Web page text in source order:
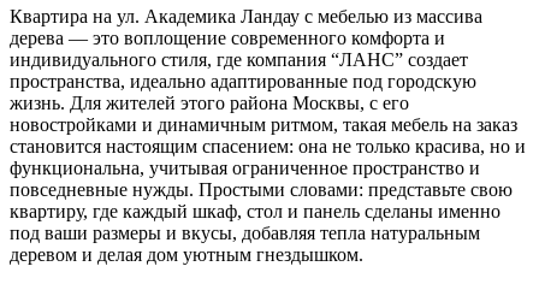
Квартира на ул. Академика Ландау с мебелью из массива
дерева — это воплощение современного комфорта и
индивидуального стиля, где компания “ЛАНС” создает
пространства, идеально адаптированные под городскую
жизнь. Для жителей этого района Москвы, с его
новостройками и динамичным ритмом, такая мебель на заказ
становится настоящим спасением: она не только красива, но и
функциональна, учитывая ограниченное пространство и
повседневные нужды. Простыми словами: представьте свою
квартиру, где каждый шкаф, стол и панель сделаны именно
под ваши размеры и вкусы, добавляя тепла натуральным
деревом и делая дом уютным гнездышком.